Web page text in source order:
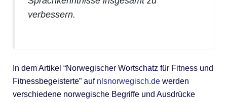
verbessern.
In dem Artikel “Norwegischer Wortschatz für Fitness und
Fitnessbegeisterte” auf nlsnorwegisch.dewerden
verschiedene norwegische Begriffe und Ausdrücke